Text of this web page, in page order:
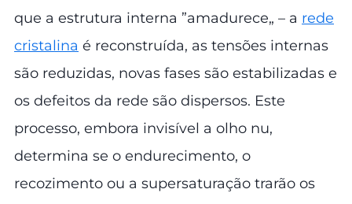
que a estrutura interna ”amadurece„ – a rede
cristalina é reconstruída, as tensões internas
são reduzidas, novas fases são estabilizadas e
os defeitos da rede são dispersos. Este
processo, embora invisível a olho nu,
determina se o endurecimento, o
recozimento ou a supersaturação trarão os